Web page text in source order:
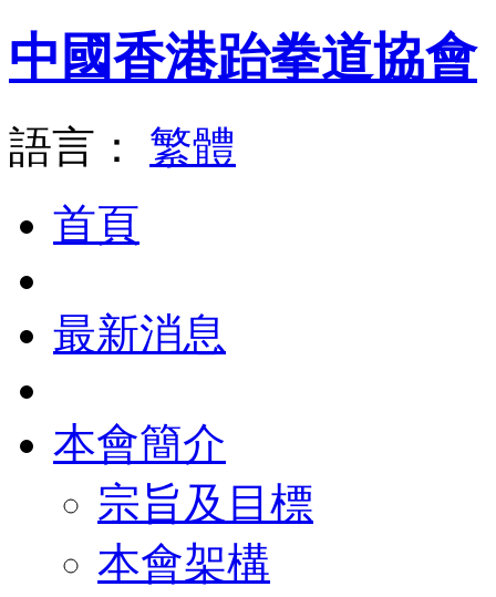
中國香港跆拳道協會
語言： 繁體
首頁
最新消息
本會簡介
宗旨及目標
本會架構